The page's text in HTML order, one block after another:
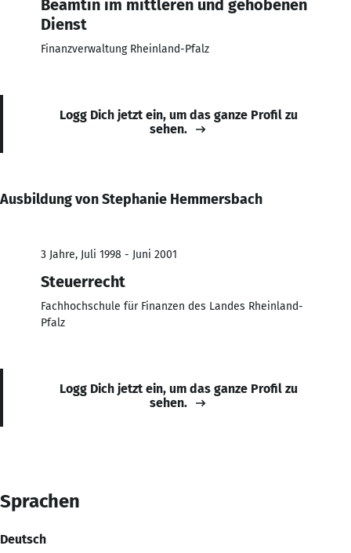
Beamtin im mittleren und gehobenen
Dienst
Finanzverwaltung Rheinland-Pfalz
Logg Dich jetzt ein, um das ganze Profil zu
sehen.
Ausbildung von Stephanie Hemmersbach
3 Jahre, Juli 1998 - Juni 2001
Steuerrecht
Fachhochschule für Finanzen des Landes Rheinland-
Pfalz
Logg Dich jetzt ein, um das ganze Profil zu
sehen.
Sprachen
Deutsch